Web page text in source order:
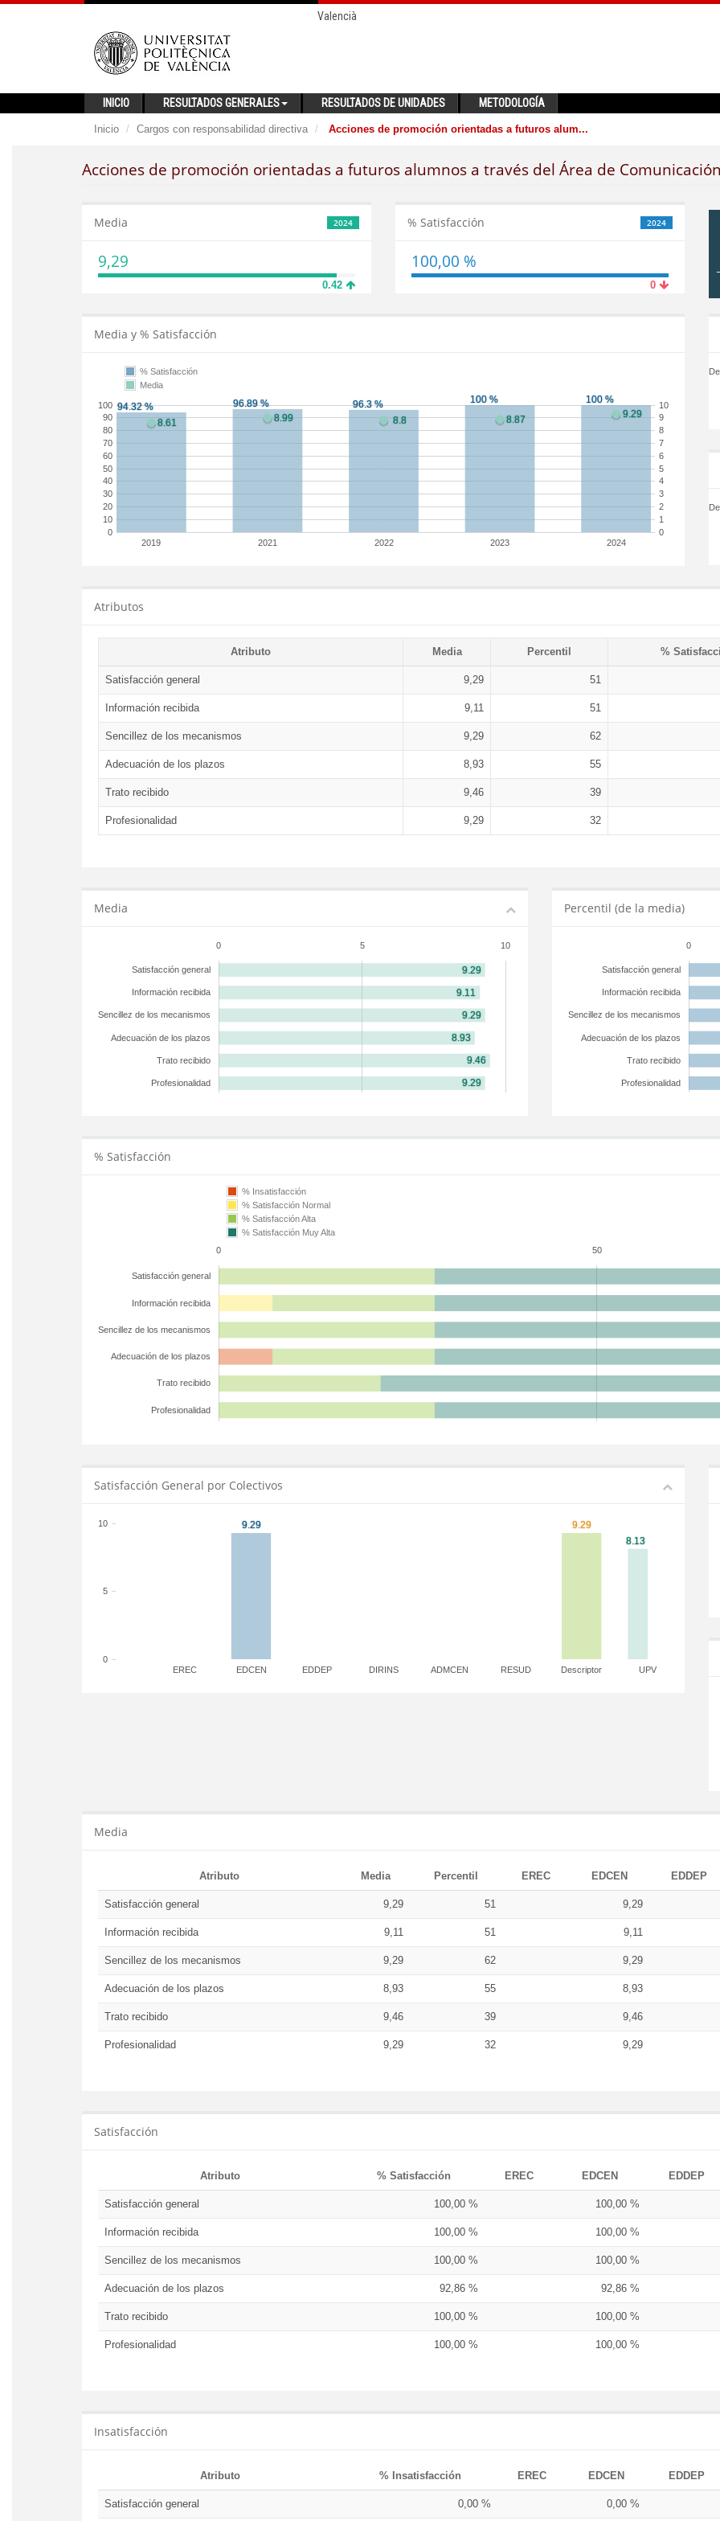
Valencià
INICIO RESULTADOS GENERALES RESULTADOS DE UNIDADES METODOLOGÍA
Inicio Cargos con responsabilidad directiva Acciones de promoción orientadas a futuros alum...
Acciones de promoción orientadas a futuros alumnos a través del Área de
2024
Media
9,29
0.42
2024
% Satisfacción
100,00 %
0
Media y % Satisfacción
2019 2021 2022 2023 2024
0
10
20
30
40
50
60
70
80
90
100
0
1
2
3
4
5
6
7
8
9
10
% Satisfacción
Media
Atributos
Atributo Media Percentil %
Satisfacción general 9,29 51
Información recibida 9,11 51
Sencillez de los mecanismos 9,29 62
Adecuación de los plazos 8,93 55
Trato recibido 9,46 39
Profesionalidad 9,29 32
Media
0 5 10
Satisfacción general
Información recibida
Sencillez de los mecanismos
Adecuación de los plazos
Trato recibido
Profesionalidad
Percentil (de la media)
0
Satisfacción general
Información recibida
Sencillez de los mecanismos
Adecuación de los plazos
Trato recibido
Profesionalidad
% Satisfacción
0 50
Satisfacción general
Información recibida
Sencillez de los mecanismos
Adecuación de los plazos
Trato recibido
Profesionalidad
% Insatisfacción
% Satisfacción Normal
% Satisfacción Alta
% Satisfacción Muy Alta
Satisfacción General por Colectivos
EREC EDCEN EDDEP DIRINS ADMCEN RESUD Descriptor UPV
0
5
10
Media
Atributo Media Percentil EREC EDCEN EDDEP
Satisfacción general 9,29 51 9,29
Información recibida 9,11 51 9,11
Sencillez de los mecanismos 9,29 62 9,29
Adecuación de los plazos 8,93 55 8,93
Trato recibido 9,46 39 9,46
Profesionalidad 9,29 32 9,29
Satisfacción
Atributo % Satisfacción EREC EDCEN EDDEP
Satisfacción general 100,00 % 100,00 %
Información recibida 100,00 % 100,00 %
Sencillez de los mecanismos 100,00 % 100,00 %
Adecuación de los plazos 92,86 % 92,86 %
Trato recibido 100,00 % 100,00 %
Profesionalidad 100,00 % 100,00 %
Insatisfacción
Atributo % Insatisfacción EREC EDCEN EDDEP
Satisfacción general 0,00 % 0,00 %